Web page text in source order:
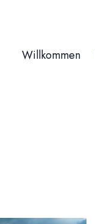
Willkommen